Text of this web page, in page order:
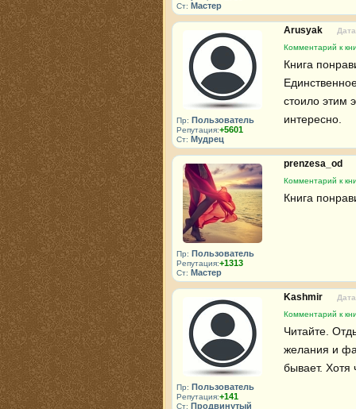
Ст: Мастер
Пр: Пользователь
Репутация:+5601
Ст: Мудрец
Arusyak
Комментарий к
Книга
стоило этим
интересно.
Пр: Пользователь
Репутация:+1313
Ст: Мастер
prenzesa_od
Комментарий к
Книга
Пр: Пользователь
Репутация:+141
Ст: Продвинутый
Kashmir
Комментарий к
Читайте.
желания и
бывает. Хотя